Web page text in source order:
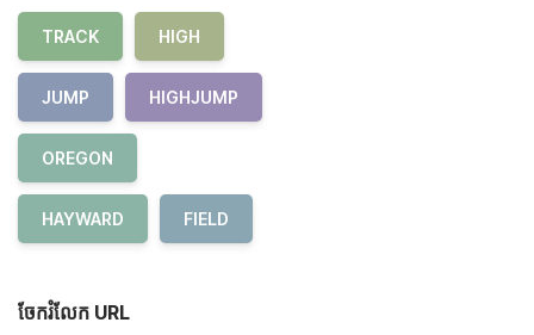
TRACK HIGH
JUMP HIGHJUMP
OREGON
HAYWARD FIELD
ចែករំលែក URL